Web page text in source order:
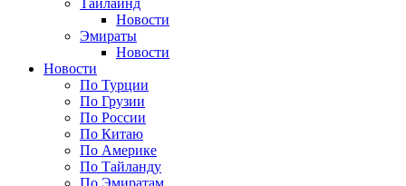
Тайлайнд
Новости
Эмираты
Новости
Новости
По Турции
По Грузии
По России
По Китаю
По Америке
По Тайланду